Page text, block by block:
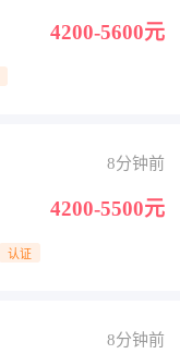
4200-5600元
8分钟前
4200-5500元
认证
8分钟前